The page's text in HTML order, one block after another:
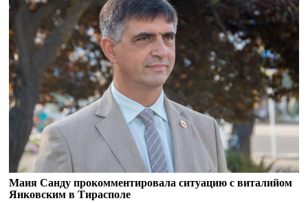
Маия Санду прокомментировала ситуацию с виталийом
Янковским в Тирасполе